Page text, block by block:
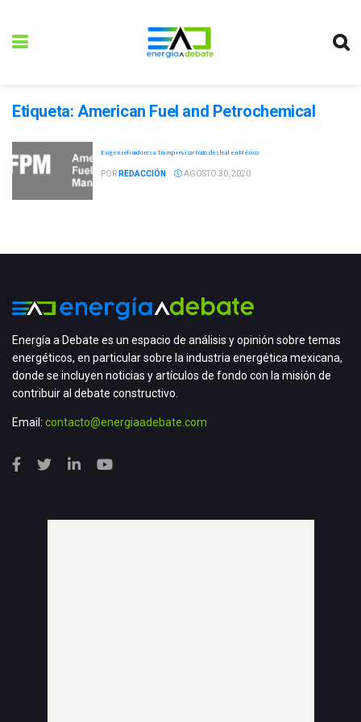
Etiqueta: American Fuel and Petrochemical
Exigen refinadores a Trump revisar trato desleal en México
POR REDACCIÓN AGOSTO 30, 2020
Energía a Debate es un espacio de análisis y opinión sobre temas
energéticos, en particular sobre la industria energética mexicana,
donde se incluyen noticias y artículos de fondo con la misión de
contribuir al debate constructivo.
Email: contacto@energiaadebate.com